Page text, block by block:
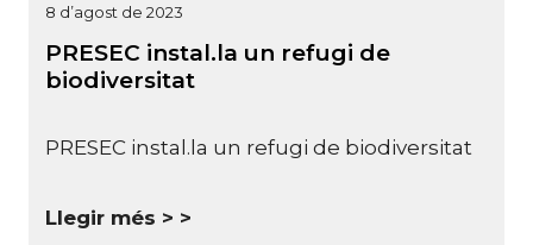
8 d’agost de 2023
PRESEC instal.la un refugi de
biodiversitat
PRESEC instal.la un refugi de biodiversitat
Llegir més >